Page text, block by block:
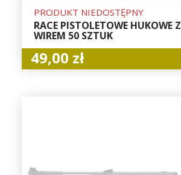
PRODUKT NIEDOSTĘPNY
RACE PISTOLETOWE HUKOWE Z
WIREM 50 SZTUK
49,00 zł